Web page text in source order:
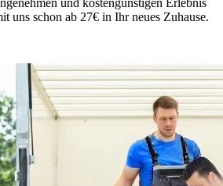
uns schon ab 27€ in Ihr neues Zuhause.